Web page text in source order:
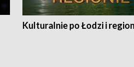
Kulturalnie po Łodzi i